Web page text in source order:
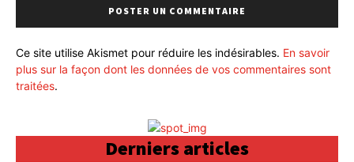
Ce site utilise Akismet pour réduire les indésirables. En savoir
plus sur la façon dont les données de vos commentaires sont
traitées.
Derniers articles